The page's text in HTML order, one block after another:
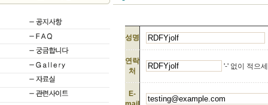
성명
연락
처
'-' 없이 적으
E-